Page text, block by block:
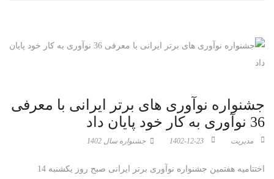
جشنواره نوآوری های برتر ایرانی با معرفی
36 نوآوری به کار خود پایان داد
مدیریت جشنواره سال 1402
اختتامیه هفتمین جشنواره نوآوری برتر ایرانی صبح روز یکشنبه 14